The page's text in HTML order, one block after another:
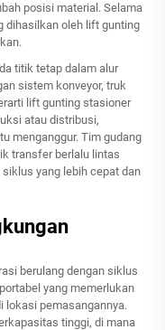
posisi material. Selama
dihasilkan oleh lift gunting
titik tetap dalam alur
sistem konveyor, truk
lift gunting stasioner
atau distribusi,
menganggur. Tim gudang
transfer berlalu lintas
yang lebih cepat dan
berulang dengan siklus
yang memerlukan
lokasi pemasangannya.
tinggi, di mana